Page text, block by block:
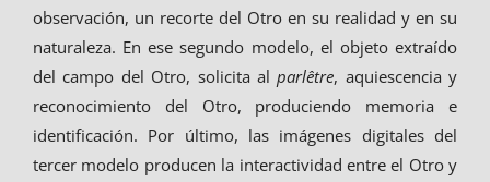
observación, un recorte del Otro en su realidad y en su
naturaleza. En ese segundo modelo, el objeto extraído
del campo del Otro, solicita alparlêtre, aquiescencia y
reconocimiento del Otro, produciendo memoria e
identificación. Por último, las imágenes digitales del
tercer modelo producen la interactividad entre el Otro y